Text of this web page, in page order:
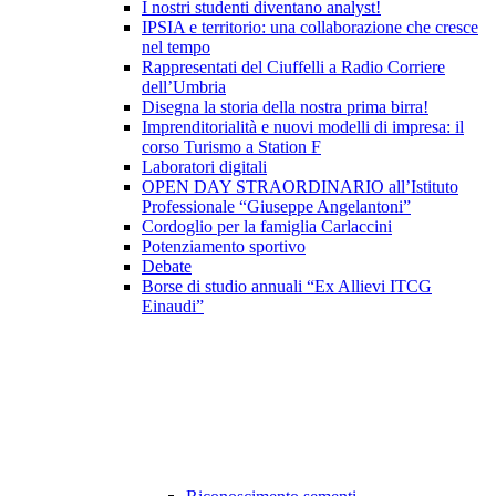
I nostri studenti diventano analyst!
IPSIA e territorio: una collaborazione che cresce
nel tempo
Rappresentati del Ciuffelli a Radio Corriere
dell’Umbria
Disegna la storia della nostra prima birra!
Imprenditorialità e nuovi modelli di impresa: il
corso Turismo a Station F
Laboratori digitali
OPEN DAY STRAORDINARIO all’Istituto
Professionale “Giuseppe Angelantoni”
Cordoglio per la famiglia Carlaccini
Potenziamento sportivo
Debate
Borse di studio annuali “Ex Allievi ITCG
Einaudi”